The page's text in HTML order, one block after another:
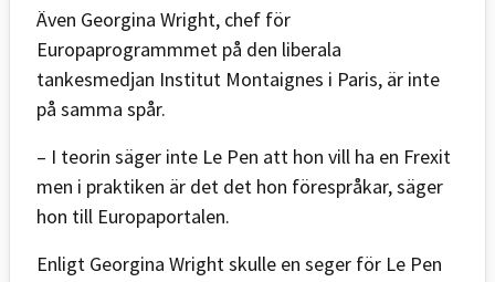
Även Georgina Wright, chef för
Europaprogrammmet på den liberala
tankesmedjan Institut Montaignes i Paris, är inte
på samma spår.
– I teorin säger inte Le Pen att hon vill ha en Frexit
men i praktiken är det det hon förespråkar, säger
hon till Europaportalen.
Enligt Georgina Wright skulle en seger för Le Pen